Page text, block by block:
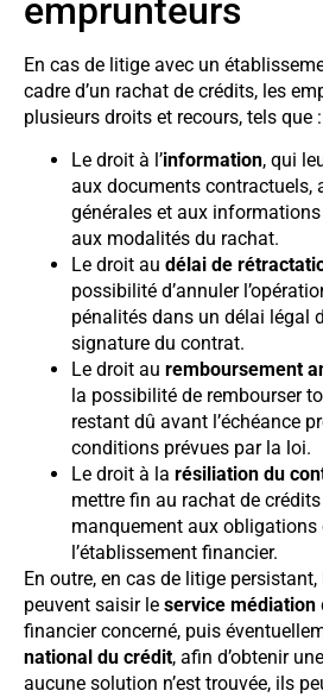
emprunteurs
En cas de litige avec un
cadre d’un rachat de crédits, les
plusieurs droits et recours, tels que :
Le droit à l’information, qui
aux documents contractuels,
générales et aux
aux modalités du rachat.
Le droit au délai de
possibilité d’annuler
pénalités dans un délai légal
signature du contrat.
Le droit au remboursement
la possibilité de rembourser
restant dû avant l’échéance
conditions prévues par la loi.
Le droit à la résiliation du
mettre fin au rachat de
manquement aux obligations
l’établissement financier.
En outre, en cas de litige
peuvent saisir le service médiation
financier concerné, puis
national du crédit, afin d’obtenir
aucune solution n’est trouvée, ils